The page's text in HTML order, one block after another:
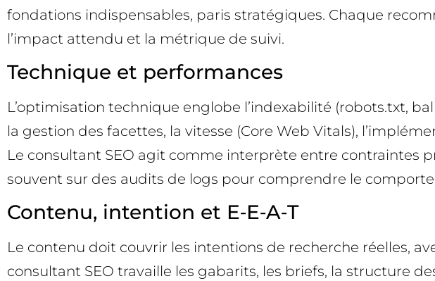
fondations indispensables, paris stratégiques. Chaque
l’impact attendu et la métrique de suivi.
Technique et performances
L’optimisation technique englobe l’indexabilité (robots.txt,
la gestion des facettes, la vitesse (Core Web Vitals),
Le consultant SEO agit comme interprète entre contraintes
souvent sur des audits de logs pour comprendre le
Contenu, intention et E‑E‑A‑T
Le contenu doit couvrir les intentions de recherche réelles,
consultant SEO travaille les gabarits, les briefs, la structure